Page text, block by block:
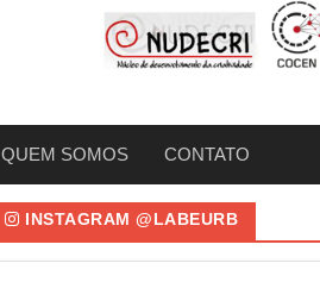
QUEM SOMOS CONTATO
INSTAGRAM @LABEURB